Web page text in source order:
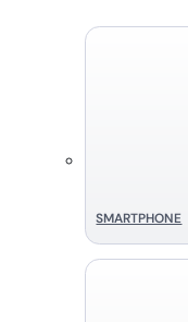
SMART­PHONE